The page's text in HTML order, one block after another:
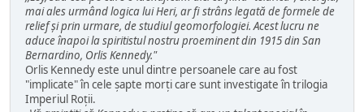
mai ales urmând logica lui Heri, ar fi strâns legată de formele de
relief și prin urmare, de studiul geomorfologiei. Acest lucru ne
aduce înapoi la spiritistul nostru proeminent din 1915 din San
Bernardino, Orlis Kennedy."
Orlis Kennedy este unul dintre persoanele care au fost
"implicate" în cele șapte morți care sunt investigate în trilogia
Imperiul Roții.